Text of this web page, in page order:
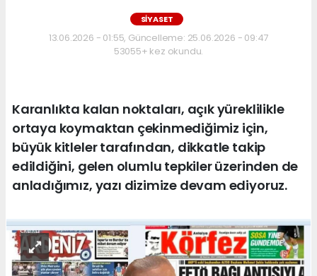
SİYASET
13.06.2026 - 01:55, Güncelleme: 25.06.2026 - 09:47
53055+ kez okundu.
Karanlıkta kalan noktaları, açık yüreklilikle
ortaya koymaktan çekinmediğimiz için,
büyük kitleler tarafından, dikkatle takip
edildiğini, gelen olumlu tepkiler üzerinden de
anladığımız, yazı dizimize devam ediyoruz.